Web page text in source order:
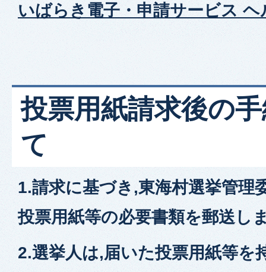
いばらき電子・申請サービス ヘ
投票用紙請求後の
て
1.請求に基づき,東海村選挙管理
投票用紙等の必要書類を郵送し
2.選挙人は,届いた投票用紙等を